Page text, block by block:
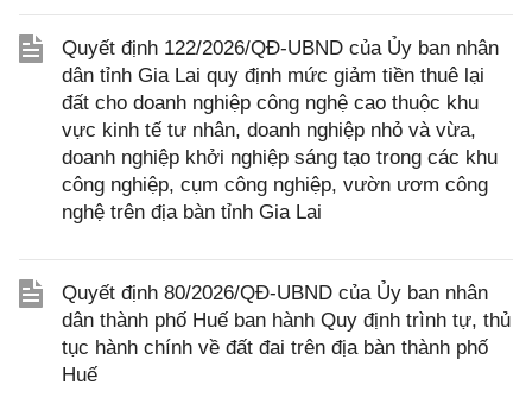
Quyết định 122/2026/QĐ-UBND của Ủy ban nhân
dân tỉnh Gia Lai quy định mức giảm tiền thuê lại
đất cho doanh nghiệp công nghệ cao thuộc khu
vực kinh tế tư nhân, doanh nghiệp nhỏ và vừa,
doanh nghiệp khởi nghiệp sáng tạo trong các khu
công nghiệp, cụm công nghiệp, vườn ươm công
nghệ trên địa bàn tỉnh Gia Lai
Quyết định 80/2026/QĐ-UBND của Ủy ban nhân
dân thành phố Huế ban hành Quy định trình tự, thủ
tục hành chính về đất đai trên địa bàn thành phố
Huế